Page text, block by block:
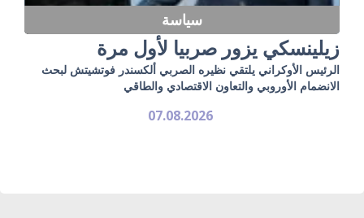
سياسة
زيلينسكي يزور صربيا لأول مرة
الرئيس الأوكراني يلتقي نظيره الصربي ألكسندر فوتشيتش لبحث
الانضمام الأوروبي والتعاون الاقتصادي والطاقي
07.08.2026